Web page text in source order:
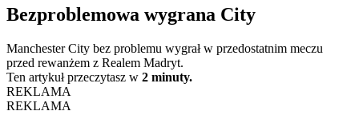
Bezproblemowa wygrana City
Manchester City bez problemu wygrał w przedostatnim meczu
przed rewanżem z Realem Madryt.
Ten artykuł przeczytasz w 2 minuty.
REKLAMA
REKLAMA